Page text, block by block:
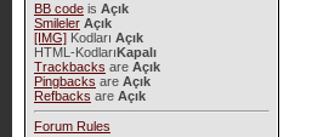
BB codeis Açık
Smileler Açık
[IMG]Kodları Açık
HTML-KodlarıKapalı
Trackbacks are Açık
Pingbacks are Açık
Refbacks are Açık
Forum Rules